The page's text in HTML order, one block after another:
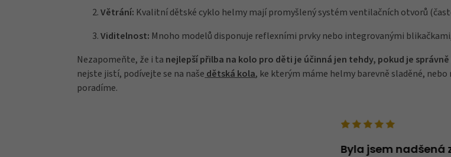
Větrání: Kvalitní dětské cyklo helmy mají promyšlený systém ventilačních otvorů
Viditelnost: Mnoho modelů disponuje reflexními prvky nebo integrovanými
Nezapomeňte, že i ta nejlepší přilba na kolo pro děti je účinná jen tehdy, pokud je
nejste jistí, podívejte se na naše dětská kola, ke kterým máme helmy barevně sladěné,
poradíme.
Byla jsem nadšená